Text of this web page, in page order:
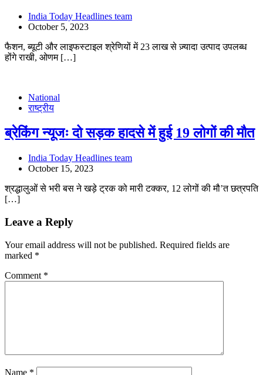
India Today Headlines team
October 5, 2023
फैशन, ब्यूटी और लाइफस्टाइल श्रेणियों में 23 लाख से ज़्यादा उत्पाद उपलब्ध
होंगे राखी, ओणम […]
National
राष्ट्रीय
ब्रेकिंग न्यूजः दो सड़क हादसे में हुई 19 लोगों की मौत
India Today Headlines team
October 15, 2023
श्रद्धालुओं से भरी बस ने खड़े ट्रक को मारी टक्कर, 12 लोगों की मौ’त छत्रपति
[…]
Leave a Reply
Your email address will not be published. Required fields are
marked *
Comment *
Name *